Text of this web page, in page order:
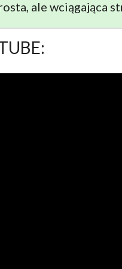
ale wciągająca